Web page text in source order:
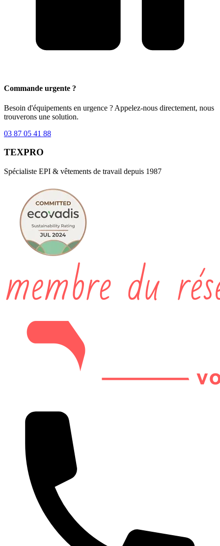
Commande urgente ?
Besoin d'équipements en urgence ? Appelez-nous directement, nous
trouverons une solution.
03 87 05 41 88
TEXPRO
Spécialiste EPI & vêtements de travail depuis 1987